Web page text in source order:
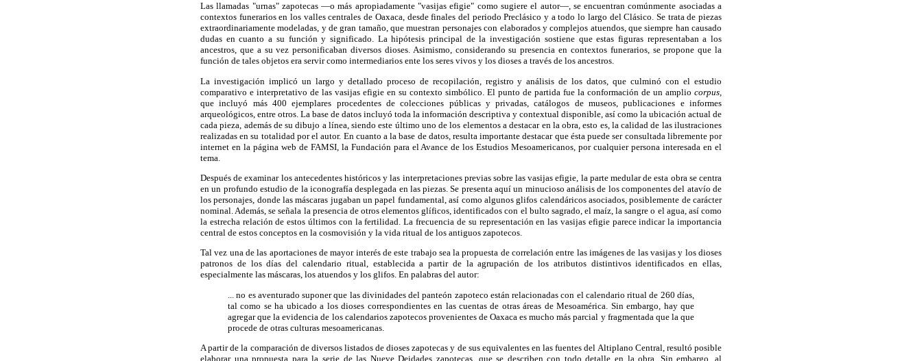
Las llamadas "urnas" zapotecas —o más apropiadamente "vasijas efigie" como sugiere el autor—, se encuentran comúnmente asociadas a
contextos funerarios en los valles centrales de Oaxaca, desde finales del periodo Preclásico y a todo lo largo del Clásico. Se trata de piezas
extraordinariamente modeladas, y de gran tamaño, que muestran personajes con elaborados y complejos atuendos, que siempre han causado
dudas en cuanto a su función y significado. La hipótesis principal de la investigación sostiene que estas figuras representaban a los
ancestros, que a su vez personificaban diversos dioses. Asimismo, considerando su presencia en contextos funerarios, se propone que la
función de tales objetos era servir como intermediarios ente los seres vivos y los dioses a través de los ancestros.
La investigación implicó un largo y detallado proceso de recopilación, registro y análisis de los datos, que culminó con el estudio
comparativo e interpretativo de las vasijas efigie en su contexto simbólico. El punto de partida fue la conformación de un amplio corpus,
que incluyó más 400 ejemplares procedentes de colecciones públicas y privadas, catálogos de museos, publicaciones e informes
arqueológicos, entre otros. La base de datos incluyó toda la información descriptiva y contextual disponible, así como la ubicación actual de
cada pieza, además de su dibujo a línea, siendo este último uno de los elementos a destacar en la obra, esto es, la calidad de las ilustraciones
realizadas en su totalidad por el autor. En cuanto a la base de datos, resulta importante destacar que ésta puede ser consultada libremente por
internet en la página web de FAMSI, la Fundación para el Avance de los Estudios Mesoamericanos, por cualquier persona interesada en el
tema.
Después de examinar los antecedentes históricos y las interpretaciones previas sobre las vasijas efigie, la parte medular de esta obra se centra
en un profundo estudio de la iconografía desplegada en las piezas. Se presenta aquí un minucioso análisis de los componentes del atavío de
los personajes, donde las máscaras jugaban un papel fundamental, así como algunos glifos calendáricos asociados, posiblemente de carácter
nominal. Además, se señala la presencia de otros elementos glíficos, identificados con el bulto sagrado, el maíz, la sangre o el agua, así como
la estrecha relación de estos últimos con la fertilidad. La frecuencia de su representación en las vasijas efigie parece indicar la importancia
central de estos conceptos en la cosmovisión y la vida ritual de los antiguos zapotecos.
Tal vez una de las aportaciones de mayor interés de este trabajo sea la propuesta de correlación entre las imágenes de las vasijas y los dioses
patronos de los días del calendario ritual, establecida a partir de la agrupación de los atributos distintivos identificados en ellas,
especialmente las máscaras, los atuendos y los glifos. En palabras del autor:
... no es aventurado suponer que las divinidades del panteón zapoteco están relacionadas con el calendario ritual de 260 días,
tal como se ha ubicado a los dioses correspondientes en las cuentas de otras áreas de Mesoamérica. Sin embargo, hay que
agregar que la evidencia de los calendarios zapotecos provenientes de Oaxaca es mucho más parcial y fragmentada que la que
procede de otras culturas mesoamericanas.
A partir de la comparación de diversos listados de dioses zapotecas y de sus equivalentes en las fuentes del Altiplano Central, resultó posible
elaborar una propuesta para la serie de las Nueve Deidades zapotecas, que se describen con todo detalle en la obra. Sin embargo, al